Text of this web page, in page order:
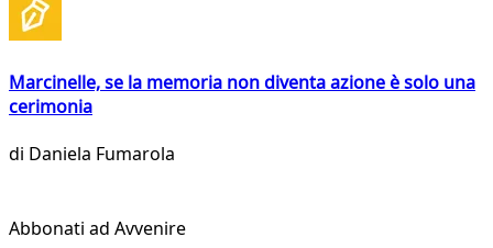
Marcinelle, se la memoria non diventa azione è solo una
cerimonia
di Daniela Fumarola
Abbonati ad Avvenire